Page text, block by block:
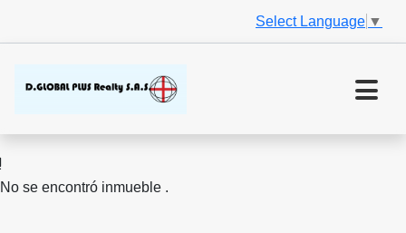
Select Language ▼
No se encontró inmueble .